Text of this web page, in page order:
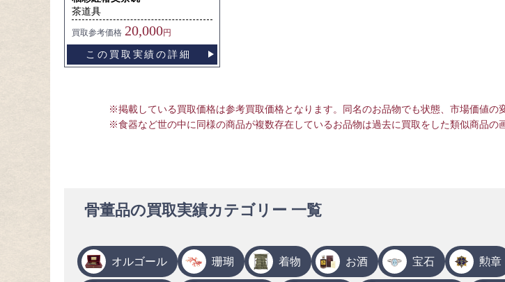
茶道具
買取参考価格 20,000円
この買取実績の詳細
※掲載している買取価格は参考買取価格となります。同名のお品物でも状態、市場価値の
※食器など世の中に同様の商品が複数存在しているお品物は過去に買取をした類似商品の
骨董品の買取実績カテゴリー 一覧
オルゴール 珊瑚 着物 お酒 宝石 勲章